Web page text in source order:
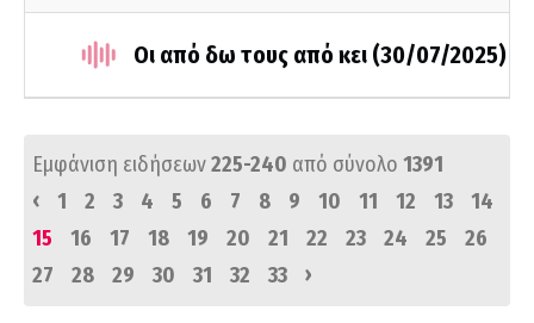
Οι από δω τους από κει (30/07/2025)
Εμφάνιση ειδήσεων225-240 από σύνολο 1391
‹
1 2 3 4 5 6 7 8 9 10 11 12 13
14
15
16 17 18 19 20 21 22 23 24 25
26
27
28 29 30 31 32 33 ›